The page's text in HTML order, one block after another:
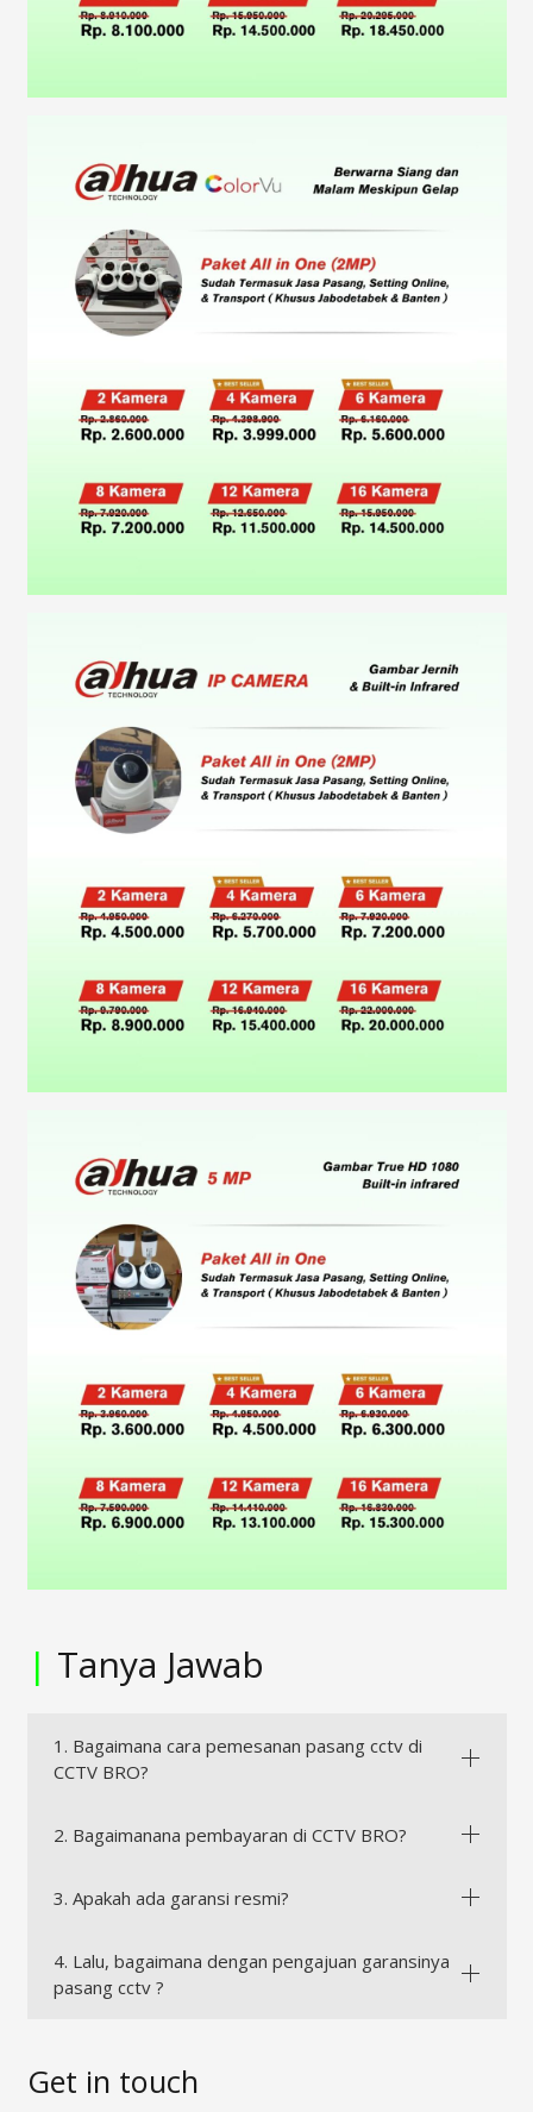
| Tanya Jawab
1. Bagaimana cara pemesanan pasang cctv di
CCTV BRO?
2. Bagaimanana pembayaran di CCTV BRO?
3. Apakah ada garansi resmi?
4. Lalu, bagaimana dengan pengajuan garansinya
pasang cctv ?
Get in touch